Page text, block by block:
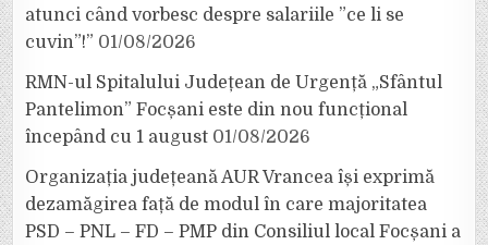
atunci când vorbesc despre salariile ”ce li se
cuvin”!” 01/08/2026
RMN-ul Spitalului Județean de Urgență „Sfântul
Pantelimon” Focșani este din nou funcțional
începând cu 1 august 01/08/2026
Organizația județeană AUR Vrancea își exprimă
dezamăgirea față de modul în care majoritatea
PSD – PNL – FD – PMP din Consiliul local Focșani a